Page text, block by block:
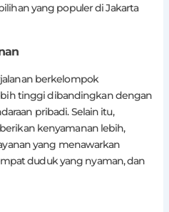
yang populer di Jakarta
berkelompok
tinggi dibandingkan dengan
pribadi. Selain itu,
kenyamanan lebih,
yang menawarkan
duduk yang nyaman, dan